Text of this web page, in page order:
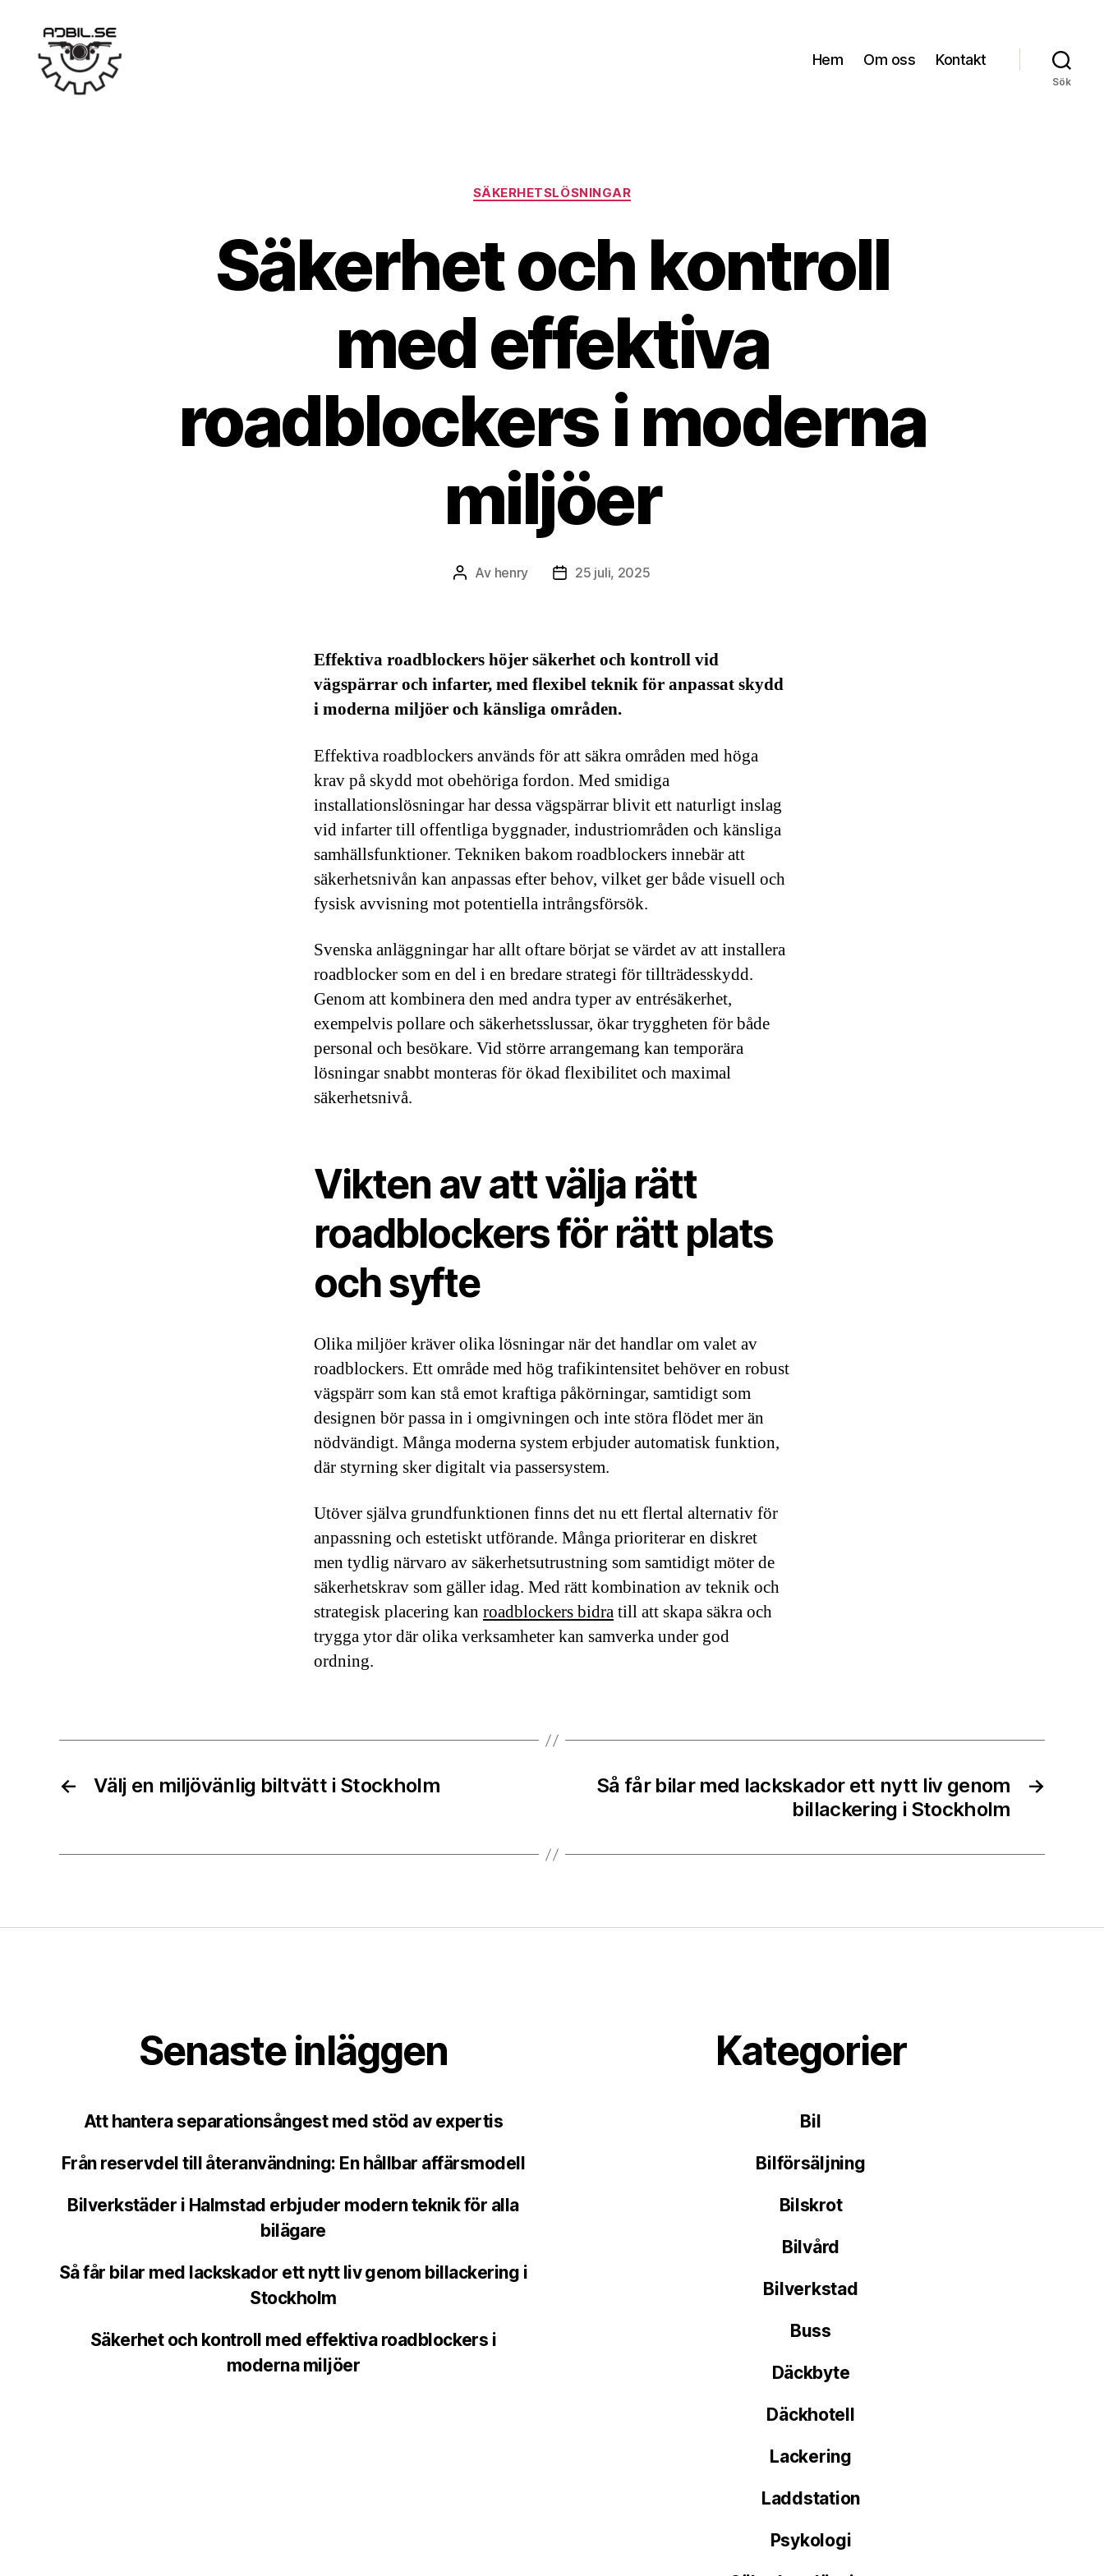
Hem Om oss Kontakt
Sök
Kategorier
SÄKERHETSLÖSNINGAR
Säkerhet och kontroll
med effektiva
roadblockers i moderna
miljöer
Inläggsförfattare
Av henry Inläggsdatum
25 juli, 2025
Effektiva roadblockers höjer säkerhet och kontroll vid
vägspärrar och infarter, med flexibel teknik för anpassat skydd
i moderna miljöer och känsliga områden.
Effektiva roadblockers används för att säkra områden med höga
krav på skydd mot obehöriga fordon. Med smidiga
installationslösningar har dessa vägspärrar blivit ett naturligt inslag
vid infarter till offentliga byggnader, industriområden och känsliga
samhällsfunktioner. Tekniken bakom roadblockers innebär att
säkerhetsnivån kan anpassas efter behov, vilket ger både visuell och
fysisk avvisning mot potentiella intrångsförsök.
Svenska anläggningar har allt oftare börjat se värdet av att installera
roadblocker som en del i en bredare strategi för tillträdesskydd.
Genom att kombinera den med andra typer av entrésäkerhet,
exempelvis pollare och säkerhetsslussar, ökar tryggheten för både
personal och besökare. Vid större arrangemang kan temporära
lösningar snabbt monteras för ökad flexibilitet och maximal
säkerhetsnivå.
Vikten av att välja rätt
roadblockers för rätt plats
och syfte
Olika miljöer kräver olika lösningar när det handlar om valet av
roadblockers. Ett område med hög trafikintensitet behöver en robust
vägspärr som kan stå emot kraftiga påkörningar, samtidigt som
designen bör passa in i omgivningen och inte störa flödet mer än
nödvändigt. Många moderna system erbjuder automatisk funktion,
där styrning sker digitalt via passersystem.
Utöver själva grundfunktionen finns det nu ett flertal alternativ för
anpassning och estetiskt utförande. Många prioriterar en diskret
men tydlig närvaro av säkerhetsutrustning som samtidigt möter de
säkerhetskrav som gäller idag. Med rätt kombination av teknik och
strategisk placering kan roadblockers bidratill att skapa säkra och
trygga ytor där olika verksamheter kan samverka under god
ordning.
← Välj en miljövänlig biltvätt i Stockholm →
Så får bilar med lackskador ett nytt liv genom
billackering i Stockholm
Senaste inläggen
Att hantera separationsångest med stöd av expertis
Från reservdel till återanvändning: En hållbar affärsmodell
Bilverkstäder i Halmstad erbjuder modern teknik för alla
bilägare
Så får bilar med lackskador ett nytt liv genom billackering i
Stockholm
Säkerhet och kontroll med effektiva roadblockers i
moderna miljöer
Kategorier
Bil
Bilförsäljning
Bilskrot
Bilvård
Bilverkstad
Buss
Däckbyte
Däckhotell
Lackering
Laddstation
Psykologi